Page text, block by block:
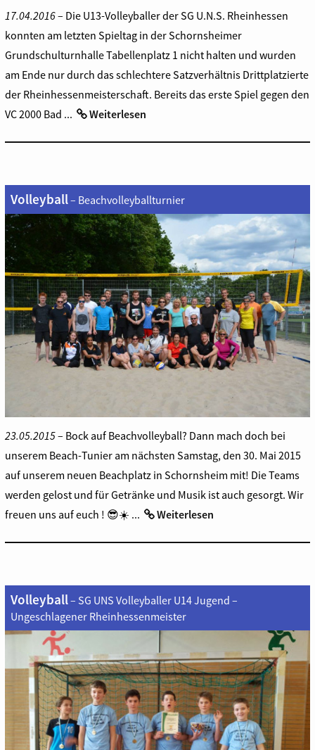
17.04.2016– Die U13-Volleyballer der SG U.N.S. Rheinhessen
konnten am letzten Spieltag in der Schornsheimer
Grundschulturnhalle Tabellenplatz 1 nicht halten und wurden
am Ende nur durch das schlechtere Satzverhältnis Drittplatzierte
der Rheinhessenmeisterschaft. Bereits das erste Spiel gegen den
VC 2000 Bad ...
Weiterlesen
Volleyball– Beachvolleyballturnier
23.05.2015– Bock auf Beachvolleyball? Dann mach doch bei
unserem Beach-Tunier am nächsten Samstag, den 30. Mai 2015
auf unserem neuen Beachplatz in Schornsheim mit! Die Teams
werden gelost und für Getränke und Musik ist auch gesorgt. Wir
freuen uns auf euch ! 😎☀️ ...
Weiterlesen
Volleyball– SG UNS Volleyballer U14 Jugend –
Ungeschlagener Rheinhessenmeister